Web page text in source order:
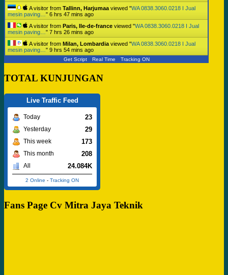
A visitor from Tallinn, Harjumaa viewed "WA 0838.3060.0218 I Jual
mesin paving… " 6 hrs 47 mins ago
A visitor from Paris, Ile-de-france viewed "WA 0838.3060.0218 I Jual
mesin paving… " 7 hrs 26 mins ago
A visitor from Milan, Lombardia viewed "WA 0838.3060.0218 I Jual
mesin paving… " 9 hrs 54 mins ago
Get Script Real Time Tracking ON
TOTAL KUNJUNGAN
Live Traffic Feed
Today 23
Yesterday 29
This week 173
This month 208
All 24.084K
2 Online - Tracking ON
Fans Page Cv Mitra Jaya Teknik